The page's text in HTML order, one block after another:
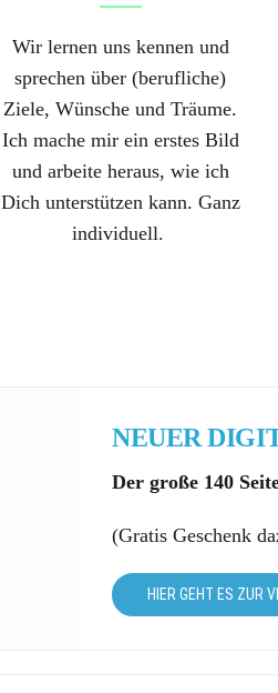
Wir lernen uns kennen und
sprechen über (berufliche)
Ziele, Wünsche und Träume.
Ich mache mir ein erstes Bild
und arbeite heraus, wie ich
Dich unterstützen kann. Ganz
individuell.
NEUER
Der große 140
(Gratis Geschenk
HIER GEHT ES ZUR